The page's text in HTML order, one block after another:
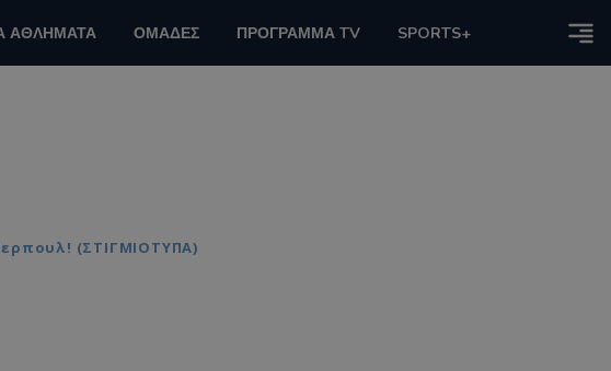
ΑΘΛΗΜΑΤΑ ΟΜΑΔΕΣ ΠΡΟΓΡΑΜΜΑ TV SPORTS+
(ΣΤΙΓΜΙΟΤΥΠΑ)